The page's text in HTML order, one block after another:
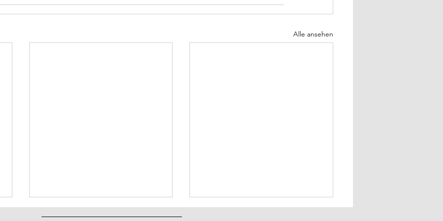
Alle ansehen